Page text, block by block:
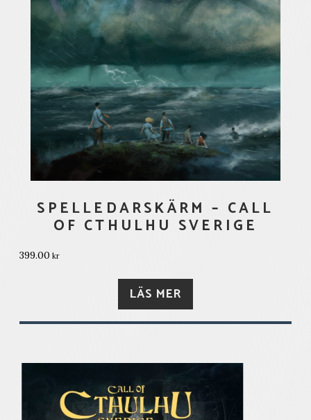
SPELLEDARSKÄRM – CALL
OF CTHULHU SVERIGE
399.00 kr
LÄS MER